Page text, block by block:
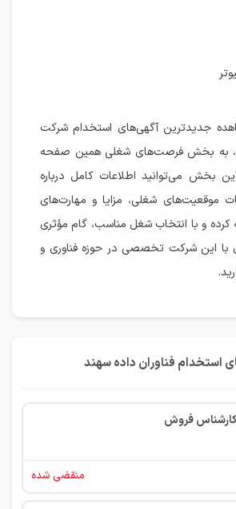
جدیدترین آگهی‌های استخدام شرکت
به بخش فرصت‌های شغلی همین صفحه
بخش می‌توانید اطلاعات کامل درباره
موقعیت‌های شغلی، مزایا و مهارت‌های
کرده و با انتخاب شغل مناسب، گام مؤثری
با این شرکت تخصصی در حوزه فناوری و
استخدام فناوران داده سهند
فروش
منقضی شده